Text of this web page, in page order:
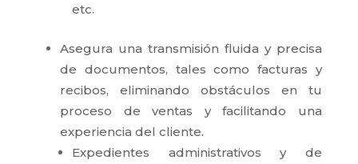
etc.
Asegura una transmisión fluida y precisa
de documentos, tales como facturas y
recibos, eliminando obstáculos en tu
proceso de ventas y facilitando una
experiencia del cliente.
Expedientes administrativos y de